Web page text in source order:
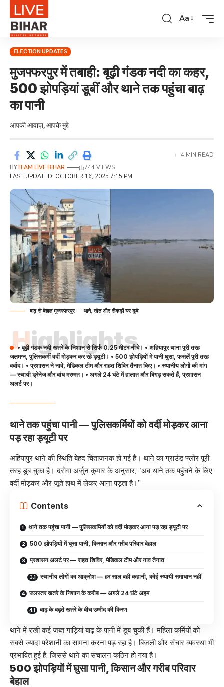
Aa
ELECTION UPDATES
मुजफ्फरपुर में तबाही: बूढ़ी गंडक नदी का कहर,
500 झोपड़ियां डूबीं और थाने तक पहुंचा बाढ़
का पानी
आपकी आवाज़, आपके मुद्दे
LAST UPDATED: OCTOBER 16, 2025 7:15 PM
BYTEAM LIVE BIHAR 744 VIEWS
4 MIN READ
बाढ़ से बेहाल मुजफ्फरपुर — थाने, खेत और सैकड़ों घर डूबे
Highlights
• बूढ़ी गंडक नदी खतरे के निशान से सिर्फ 0.25 मीटर नीचे। • अहियापुर थाना पूरी तरह
जलमग्न, पुलिसकर्मी वर्दी मोड़कर कर रहे ड्यूटी। • 500 झोपड़ियों में पानी घुसा, फसलें पूरी तरह
बर्बाद। • प्रशासन ने नावें, मेडिकल टीम और राहत शिविर तैनात किए। • स्थानीय लोगों की मांग
— स्थायी ड्रेनेज और बांध मरम्मत। • अगले 24 घंटे में हालात और बिगड़ सकते हैं, प्रशासन
अलर्ट पर।
थाने तक पहुंचा पानी — पुलिसकर्मियों को वर्दी मोड़कर आना
पड़ रहा ड्यूटी पर
अहियापुर थाने की स्थिति बेहद चिंताजनक हो गई है। थाने का ग्राउंड फ्लोर पूरी
तरह डूब चुका है। दरोगा अर्जुन कुमार के अनुसार, “अब थाने तक पहुंचने के लिए
वर्दी मोड़कर और जूते हाथ में लेकर आना पड़ता है।”
Contents
थाने तक पहुंचा पानी — पुलिसकर्मियों को वर्दी मोड़कर आना पड़ रहा ड्यूटी पर
500 झोपड़ियों में घुसा पानी, किसान और गरीब परिवार बेहाल
प्रशासन अलर्ट पर — राहत शिविर, मेडिकल टीम और नाव तैनात
स्थानीय लोगों का आक्रोश — हर साल वही कहानी, कोई स्थायी समाधान नहीं
जलस्तर खतरे के निशान के करीब — अगले 24 घंटे अहम
बाढ़ के बढ़ते खतरे के बीच उम्मीद की किरण
थाने में रखी कई जब्त गाड़ियां बाढ़ के पानी में डूब चुकी हैं। महिला कर्मियों को
सबसे ज्यादा परेशानी का सामना करना पड़ रहा है। बिजली और संचार व्यवस्था भी
प्रभावित हुई है, जिससे थाने का संचालन कठिन हो गया है।
500 झोपड़ियों में घुसा पानी, किसान और गरीब परिवार
बेहाल